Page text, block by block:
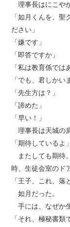
理事長はにこや
「如月くんを、聖
ださい」
「嫌です」
「即答ですか」
「私は教育係では
「でも、君しかい
「先生方は？」
「諦めた」
「早い！」
理事長は天城の
「期待しているよ」
またしても期待
時、生徒会室のド
「王子、これ、落
如月だった。
手には、なぜか
「それ、極秘書類